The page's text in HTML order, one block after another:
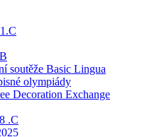
soutěže Basic Lingua
olympiády
Decoration Exchange
.C